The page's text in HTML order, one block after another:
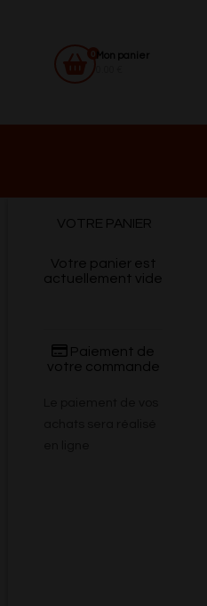
0 Mon panier
VOTRE PANIER
Votre panier est
actuellement vide
Paiement de
votre commande